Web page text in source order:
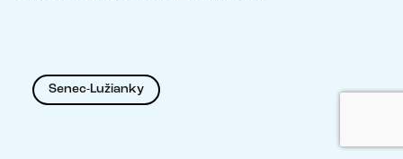
Senec-Lužianky